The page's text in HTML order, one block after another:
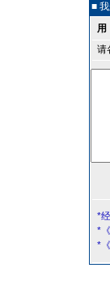
■
请
*
*
*